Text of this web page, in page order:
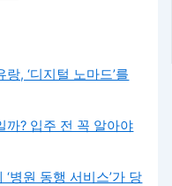
, ‘디지털 노마드’를
까? 입주 전 꼭 알아야
병원 동행 서비스’가 당